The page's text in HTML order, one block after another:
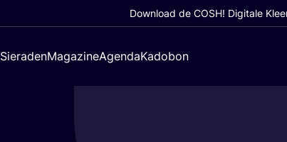
Download de COSH! Digitale
SieradenMagazineAgendaKadobon